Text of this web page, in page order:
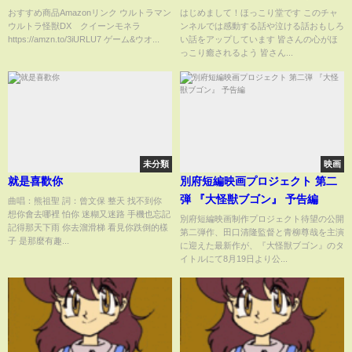
ップ巡り】Hardoff retrogame
shopping/ญี่ปุ่นย้อนยุค
おすすめ商品Amazonリンク ウルトラマン
ウルトラ怪獣DX クイーンモネラ
https://amzn.to/3iURLU7 ゲーム&ウオ...
話】
はじめまして！ほっこり堂です このチャ
ンネルでは感動する話や泣ける話おもしろ
い話をアップしています 皆さんの心がほ
っこり癒されるよう 皆さん...
未分類
就是喜歡你
曲唱：熊祖聖 詞：曾文保 整天 找不到你
想你會去哪裡 怕你 迷糊又迷路 手機也忘記
記得那天下雨 你去溜滑梯 看見你跌倒的樣
子 是那麼有趣...
映画
別府短編映画プロジェクト 第二
弾 『大怪獣ブゴン』 予告編
別府短編映画制作プロジェクト待望の公開
第二弾作、田口清隆監督と青柳尊哉を主演
に迎えた最新作が、『大怪獣ブゴン』のタ
イトルにて8月19日より公...